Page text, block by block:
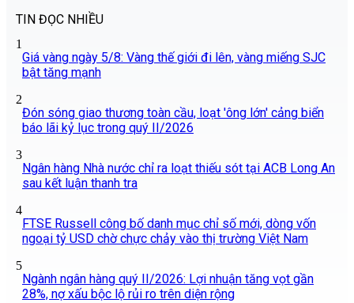
TIN ĐỌC NHIỀU
1
Giá vàng ngày 5/8: Vàng thế giới đi lên, vàng miếng SJC
bật tăng mạnh
2
Đón sóng giao thương toàn cầu, loạt 'ông lớn' cảng biển
báo lãi kỷ lục trong quý II/2026
3
Ngân hàng Nhà nước chỉ ra loạt thiếu sót tại ACB Long An
sau kết luận thanh tra
4
FTSE Russell công bố danh mục chỉ số mới, dòng vốn
ngoại tỷ USD chờ chực chảy vào thị trường Việt Nam
5
Ngành ngân hàng quý II/2026: Lợi nhuận tăng vọt gần
28%, nợ xấu bộc lộ rủi ro trên diện rộng